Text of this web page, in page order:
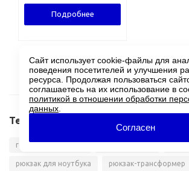
Подробнее
Теги
городские рюкзаки рюкзаки Thule
рюкзак для ноутбука рюкзак-трансформер
Сайт использует cookie-файлы для
поведения посетителей и улучшения
ресурса. Продолжая пользоваться
соглашаетесь на их использование в
политикой в отношении обработки
данных
Согласен